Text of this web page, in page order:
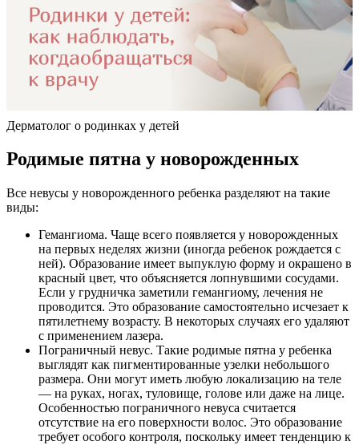
Дерматолог о родинках у детей
Родимые пятна у новорожденных
Все невусы у новорожденного ребенка разделяют на такие
виды:
Гемангиома. Чаще всего появляется у новорожденных
на первых неделях жизни (иногда ребенок рождается с
ней). Образование имеет выпуклую форму и окрашено в
красный цвет, что объясняется лопнувшими сосудами.
Если у грудничка заметили гемангиому, лечения не
проводится. Это образование самостоятельно исчезает к
пятилетнему возрасту. В некоторых случаях его удаляют
с применением лазера.
Пограничный невус. Такие родимые пятна у ребенка
выглядят как пигментированные узелки небольшого
размера. Они могут иметь любую локализацию на теле
— на руках, ногах, туловище, голове или даже на лице.
Особенностью пограничного невуса считается
отсутствие на его поверхности волос. Это образование
требует особого контроля, поскольку имеет тенденцию к